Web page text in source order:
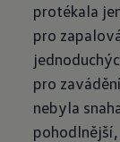
protékala
pro
pro
nebyla